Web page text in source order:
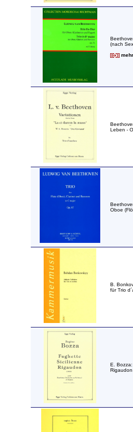
(nach
Leben -
Oboe
B.
für Trio
E.